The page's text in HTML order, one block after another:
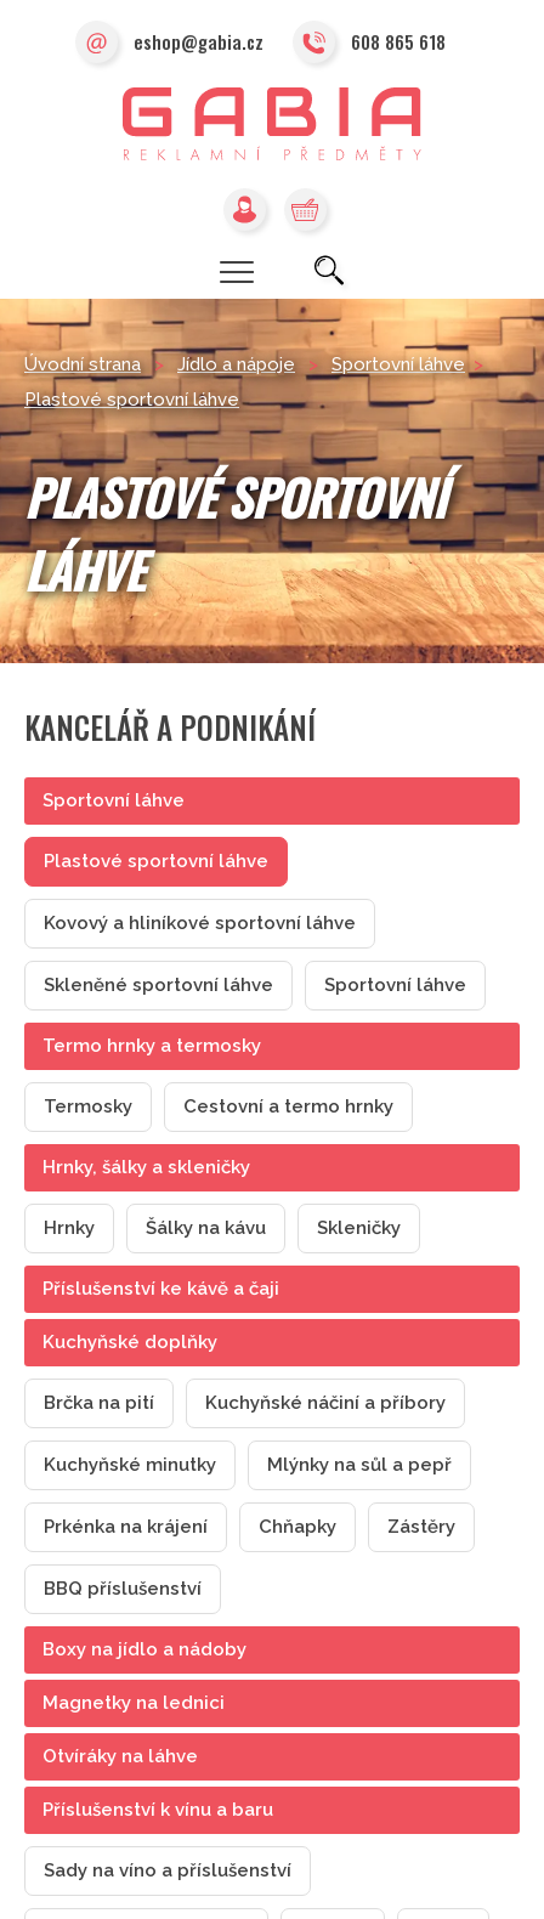
eshop@gabia.cz 608 865 618
Úvodní strana > Jídlo a nápoje > Sportovní láhve >
Plastové sportovní láhve
PLASTOVÉ SPORTOVNÍ
LÁHVE
KANCELÁŘ A PODNIKÁNÍ
Sportovní láhve
Plastové sportovní láhve
Kovový a hliníkové sportovní láhve
Skleněné sportovní láhve Sportovní láhve
Termo hrnky a termosky
Termosky Cestovní a termo hrnky
Hrnky, šálky a skleničky
Hrnky Šálky na kávu Skleničky
Příslušenství ke kávě a čaji
Kuchyňské doplňky
Brčka na pití Kuchyňské náčiní a příbory
Kuchyňské minutky Mlýnky na sůl a pepř
Prkénka na krájení Chňapky Zástěry
BBQ příslušenství
Boxy na jídlo a nádoby
Magnetky na lednici
Otvíráky na láhve
Příslušenství k vínu a baru
Sady na víno a příslušenství